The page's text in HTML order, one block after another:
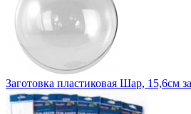
Заготовка пластиковая Шар, 15,6см